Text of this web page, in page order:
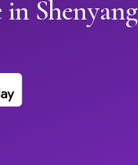
Shenyang